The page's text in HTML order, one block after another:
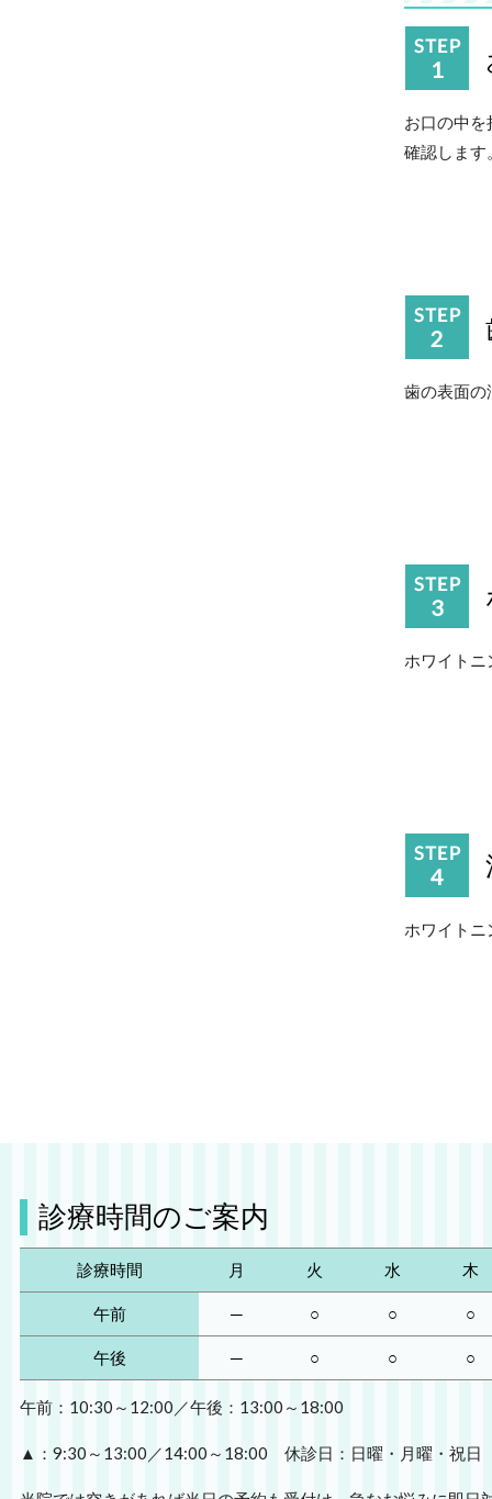
お口の中
確認します
歯の表面の
ホワイト
ホワイト
診療時間のご案内
診療時間 月 火 水 木
午前 ─ ○ ○ ○
午後 ─ ○ ○ ○
午前：10:30～12:00／午後：13:00～18:00
▲：9:30～13:00／14:00～18:00 休診日：日曜・月曜・祝日